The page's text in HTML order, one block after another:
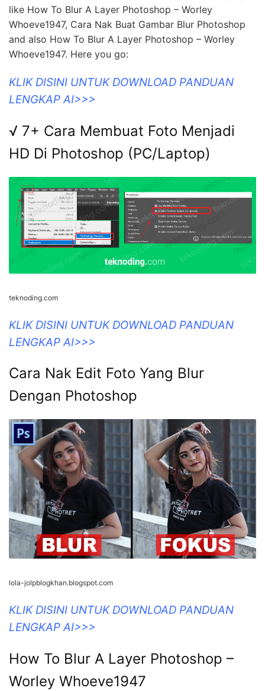
like How To Blur A Layer Photoshop – Worley
Whoeve1947, Cara Nak Buat Gambar Blur Photoshop
and also How To Blur A Layer Photoshop – Worley
Whoeve1947. Here you go:
KLIK DISINI UNTUK DOWNLOAD PANDUAN
LENGKAP AI>>>
√ 7+ Cara Membuat Foto Menjadi
HD Di Photoshop (PC/Laptop)
teknoding.com
KLIK DISINI UNTUK DOWNLOAD PANDUAN
LENGKAP AI>>>
Cara Nak Edit Foto Yang Blur
Dengan Photoshop
lola-jolpblogkhan.blogspot.com
KLIK DISINI UNTUK DOWNLOAD PANDUAN
LENGKAP AI>>>
How To Blur A Layer Photoshop –
Worley Whoeve1947